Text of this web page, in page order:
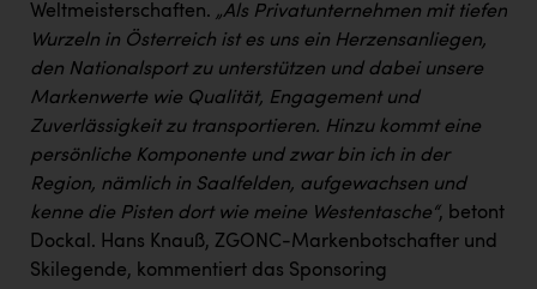
Österreichisches Hebammengremium
Wirtschaftskammer OÖ Energiehandel
Dopgas
kunden basics
Weltmeisterschaften. „Als Privatunternehmen mit tiefen
Wurzeln in Österreich ist es uns ein Herzensanliegen,
den Nationalsport zu unterstützen und dabei unsere
Markenwerte wie Qualität, Engagement und
Zuverlässigkeit zu transportieren. Hinzu kommt eine
persönliche Komponente und zwar bin ich in der
Region, nämlich in Saalfelden, aufgewachsen und
kenne die Pisten dort wie meine Westentasche“, betont
Dockal. Hans Knauß, ZGONC-Markenbotschafter und
Skilegende, kommentiert das Sponsoring